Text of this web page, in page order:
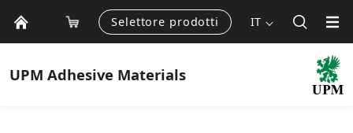
Selettore prodotti IT
UPM Adhesive Materials